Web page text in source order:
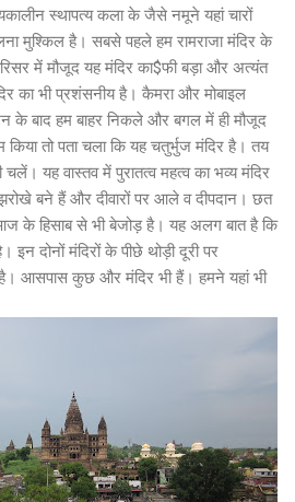
स्थापत्य कला के जैसे नमूने यहां चारों
मुश्किल है। सबसे पहले हम रामराजा मंदिर के
में मौजूद यह मंदिर का$फी बड़ा और अत्यंत
का भी प्रशंसनीय है। कैमरा और मोबाइल
के बाद हम बाहर निकले और बगल में ही मौजूद
तो पता चला कि यह चतुर्भुज मंदिर है। तय
यह वास्तव में पुरातत्व महत्व का भव्य मंदिर
बने हैं और दीवारों पर आले व दीपदान। छत
के हिसाब से भी बेजोड़ है। यह अलग बात है कि
दोनों मंदिरों के पीछे थोड़ी दूरी पर
है। आसपास कुछ और मंदिर भी हैं। हमने यहां भी